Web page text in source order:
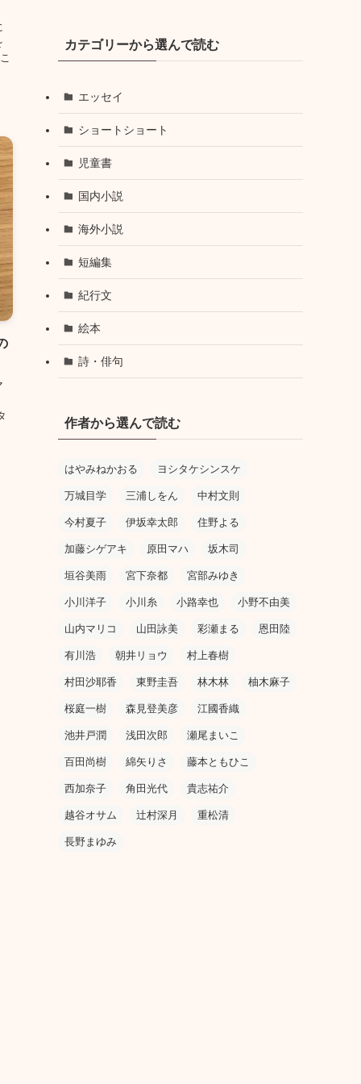
カテゴリーから選んで読む
エッセイ
ショートショート
児童書
国内小説
海外小説
短編集
紀行文
絵本
詩・俳句
作者から選んで読む
はやみねかおる ヨシタケシンスケ
万城目学 三浦しをん 中村文則
今村夏子 伊坂幸太郎 住野よる
加藤シゲアキ 原田マハ 坂木司
垣谷美雨 宮下奈都 宮部みゆき
小川洋子 小川糸 小路幸也 小野不由美
山内マリコ 山田詠美 彩瀬まる 恩田陸
有川浩 朝井リョウ 村上春樹
村田沙耶香 東野圭吾 林木林 柚木麻子
桜庭一樹 森見登美彦 江國香織
池井戸潤 浅田次郎 瀬尾まいこ
百田尚樹 綿矢りさ 藤本ともひこ
西加奈子 角田光代 貴志祐介
越谷オサム 辻村深月 重松清
長野まゆみ